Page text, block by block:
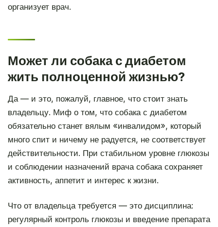
организует врач.
Может ли собака с диабетом
жить полноценной жизнью?
Да — и это, пожалуй, главное, что стоит знать
владельцу. Миф о том, что собака с диабетом
обязательно станет вялым «инвалидом», который
много спит и ничему не радуется, не соответствует
действительности. При стабильном уровне глюкозы
и соблюдении назначений врача собака сохраняет
активность, аппетит и интерес к жизни.
Что от владельца требуется — это дисциплина:
регулярный контроль глюкозы и введение препарата